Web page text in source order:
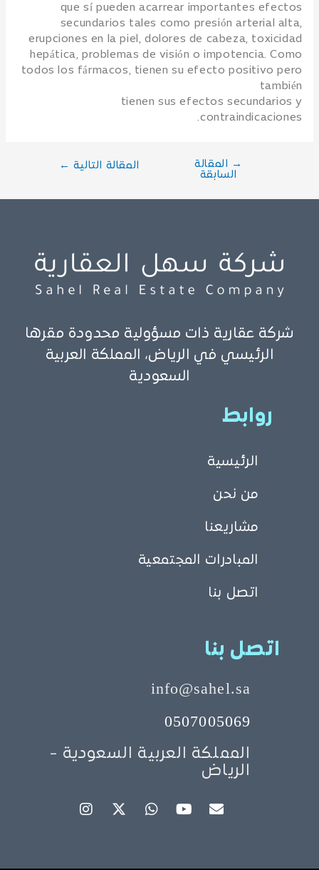
que sí pueden acarrear importantes efectos
secundarios tales como presión arterial alta,
erupciones en la piel, dolores de cabeza, toxicidad
hepática, problemas de visión o impotencia. Como
todos los fármacos, tienen su efecto positivo pero
también
tienen sus efectos secundarios y
contraindicaciones.
→ المقالة
السابقة
المقالة التالية ←
شركة عقارية ذات مسؤولية محدودة مقرها
الرئيسي في الرياض، المملكة العربية
السعودية
روابط
الرئيسية
من نحن
مشاريعنا
المبادرات المجتمعية
اتصل بنا
اتصل بنا
info@sahel.sa
0507005069
المملكة العربية السعودية -
الرياض